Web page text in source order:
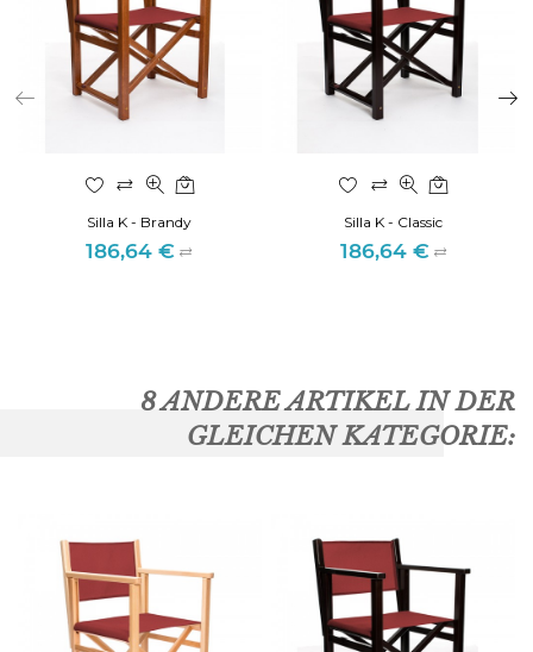
Silla K - Brandy
Preis
186,64 €
Silla K - Classic
Preis
186,64 €
8 ANDERE ARTIKEL IN DER
GLEICHEN KATEGORIE: